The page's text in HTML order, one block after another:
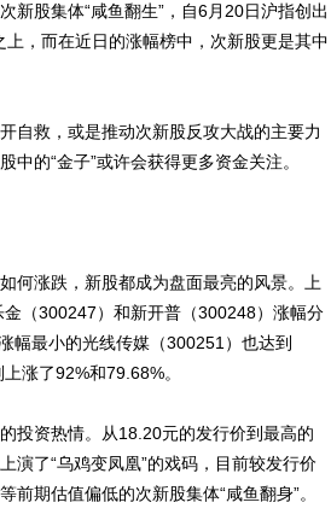
新股集体“咸鱼翻生”，自6月20日沪指创出
，而在近日的涨幅榜中，次新股更是其中
救，或是推动次新股反攻大战的主要力
的“金子”或许会获得更多资金关注。
涨跌，新股都成为盘面最亮的风景。上
（300247）和新开普（300248）涨幅分
幅最小的光线传媒（300251）也达到
涨了92%和79.68%。
资热情。从18.20元的发行价到最高的
演了“乌鸡变凤凰”的戏码，目前较发行价
期估值偏低的次新股集体“咸鱼翻身”。